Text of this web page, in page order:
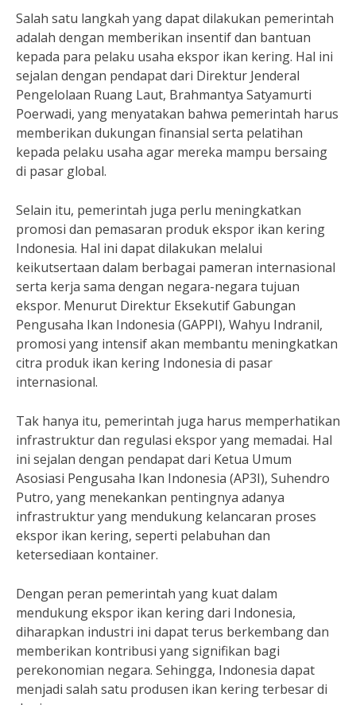
Salah satu langkah yang dapat dilakukan pemerintah
adalah dengan memberikan insentif dan bantuan
kepada para pelaku usaha ekspor ikan kering. Hal ini
sejalan dengan pendapat dari Direktur Jenderal
Pengelolaan Ruang Laut, Brahmantya Satyamurti
Poerwadi, yang menyatakan bahwa pemerintah harus
memberikan dukungan finansial serta pelatihan
kepada pelaku usaha agar mereka mampu bersaing
di pasar global.
Selain itu, pemerintah juga perlu meningkatkan
promosi dan pemasaran produk ekspor ikan kering
Indonesia. Hal ini dapat dilakukan melalui
keikutsertaan dalam berbagai pameran internasional
serta kerja sama dengan negara-negara tujuan
ekspor. Menurut Direktur Eksekutif Gabungan
Pengusaha Ikan Indonesia (GAPPI), Wahyu Indranil,
promosi yang intensif akan membantu meningkatkan
citra produk ikan kering Indonesia di pasar
internasional.
Tak hanya itu, pemerintah juga harus memperhatikan
infrastruktur dan regulasi ekspor yang memadai. Hal
ini sejalan dengan pendapat dari Ketua Umum
Asosiasi Pengusaha Ikan Indonesia (AP3I), Suhendro
Putro, yang menekankan pentingnya adanya
infrastruktur yang mendukung kelancaran proses
ekspor ikan kering, seperti pelabuhan dan
ketersediaan kontainer.
Dengan peran pemerintah yang kuat dalam
mendukung ekspor ikan kering dari Indonesia,
diharapkan industri ini dapat terus berkembang dan
memberikan kontribusi yang signifikan bagi
perekonomian negara. Sehingga, Indonesia dapat
menjadi salah satu produsen ikan kering terbesar di